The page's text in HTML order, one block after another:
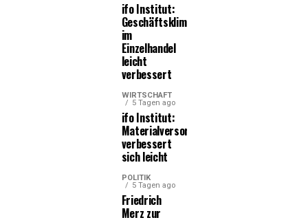
ifo Institut:
Geschäftsklima
im
Einzelhandel
leicht
verbessert
WIRTSCHAFT
5 Tagen ago
ifo Institut:
Materialversorgung
verbessert
sich leicht
POLITIK
5 Tagen ago
Friedrich
Merz zur